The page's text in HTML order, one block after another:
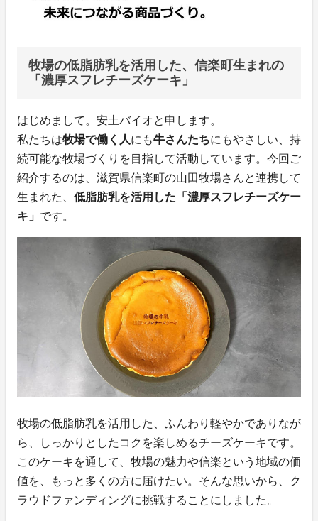
牧場の低脂肪乳を活用した、信楽町生まれの
「濃厚スフレチーズケーキ」
はじめまして。安土バイオと申します。
私たちは牧場で働く人にも牛さんたちにもやさしい、持
続可能な牧場づくりを目指して活動しています。今回ご
紹介するのは、滋賀県信楽町の山田牧場さんと連携して
生まれた、 低脂肪乳を活用した「濃厚スフレチーズケー
キ」 です。
牧場の低脂肪乳を活用した、ふんわり軽やかでありなが
ら、しっかりとしたコクを楽しめるチーズケーキです。
このケーキを通して、牧場の魅力や信楽という地域の価
値を、もっと多くの方に届けたい。そんな思いから、ク
ラウドファンディングに挑戦することにしました。